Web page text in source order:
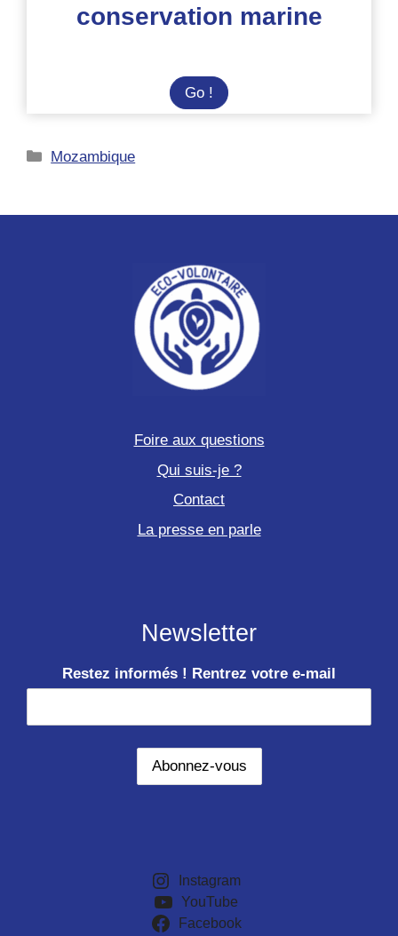
conservation marine
Go ! Philippines
:
marine
Catégories
Mozambique
Foire aux questions
Qui suis-je ?
Contact
La presse en parle
Newsletter
Restez informés ! Rentrez votre e-mail
Instagram
YouTube
Facebook